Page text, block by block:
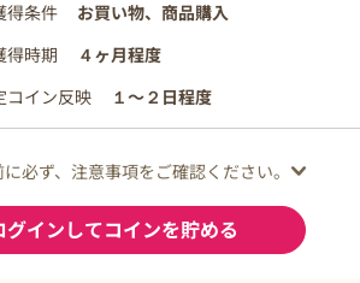
得条件
お買い物、商品購入
得時期
４ヶ月程度
コイン反映
１〜２日程度
必ず、注意事項をご確認ください。
グインしてコインを貯める